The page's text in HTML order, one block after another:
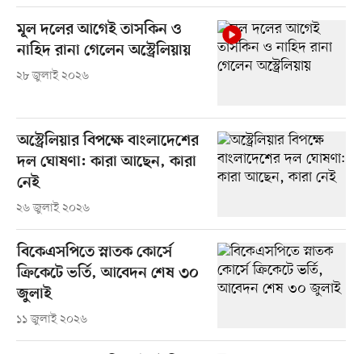
মূল দলের আগেই তাসকিন ও
নাহিদ রানা গেলেন অস্ট্রেলিয়ায়
২৮ জুলাই ২০২৬
অস্ট্রেলিয়ার বিপক্ষে বাংলাদেশের
দল ঘোষণা: কারা আছেন, কারা
নেই
২৬ জুলাই ২০২৬
বিকেএসপিতে স্নাতক কোর্সে
ক্রিকেটে ভর্তি, আবেদন শেষ ৩০
জুলাই
১১ জুলাই ২০২৬